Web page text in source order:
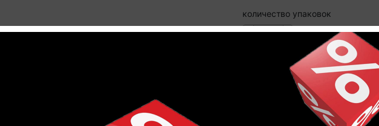
количество упаковок
- +
Общая стоимость :11330